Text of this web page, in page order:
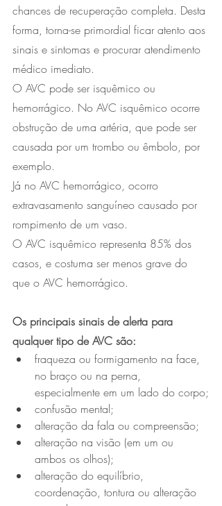
chances de recuperação completa. Desta
forma, torna-se primordial ficar atento aos
sinais e sintomas e procurar atendimento
médico imediato.
O AVC pode ser isquêmico ou
hemorrágico. No AVC isquêmico ocorre
obstrução de uma artéria, que pode ser
causada por um trombo ou êmbolo, por
exemplo.
Já no AVC hemorrágico, ocorro
extravasamento sanguíneo causado por
rompimento de um vaso.
O AVC isquêmico representa 85% dos
casos, e costuma ser menos grave do
que o AVC hemorrágico.
Os principais sinais de alerta para
qualquer tipo de AVC são:
fraqueza ou formigamento na face,
no braço ou na perna,
especialmente em um lado do corpo;
confusão mental;
alteração da fala ou compreensão;
alteração na visão (em um ou
ambos os olhos);
alteração do equilíbrio,
coordenação, tontura ou alteração